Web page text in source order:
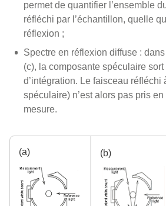
permet de quantifier l’ensemble
réfléchi par l’échantillon, quelle
réflexion ;
Spectre en réflexion diffuse :
(c), la composante spéculaire
d’intégration. Le faisceau réfléchi
spéculaire) n’est alors pas pris
mesure.
(a) (b)